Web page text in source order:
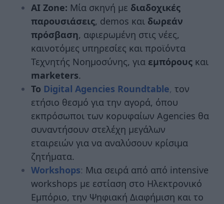
AI Zone: Μία σκηνή με διαδοχικές
παρουσιάσεις, demos και δωρεάν
πρόσβαση, αφιερωμένη στις νέες,
καινοτόμες υπηρεσίες και προϊόντα
Τεχνητής Νοημοσύνης, για εμπόρους και
marketers.
Το Digital Agencies Roundtable, τον
ετήσιο θεσμό για την αγορά, όπου
εκπρόσωποι των κορυφαίων Agencies θα
συναντήσουν στελέχη μεγάλων
εταιρειών για να αναλύσουν κρίσιμα
ζητήματα.
Workshops: Μια σειρά από από intensive
workshops με εστίαση στο Ηλεκτρονικό
Εμπόριο, την Ψηφιακή Διαφήμιση και το